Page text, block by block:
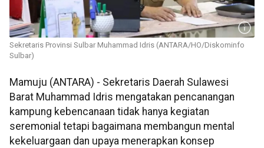
Sekretaris Provinsi Sulbar Muhammad Idris (ANTARA/HO/Diskominfo
Sulbar)
Mamuju (ANTARA) - Sekretaris Daerah Sulawesi
Barat Muhammad Idris mengatakan pencanangan
kampung kebencanaan tidak hanya kegiatan
seremonial tetapi bagaimana membangun mental
kekeluargaan dan upaya menerapkan konsep